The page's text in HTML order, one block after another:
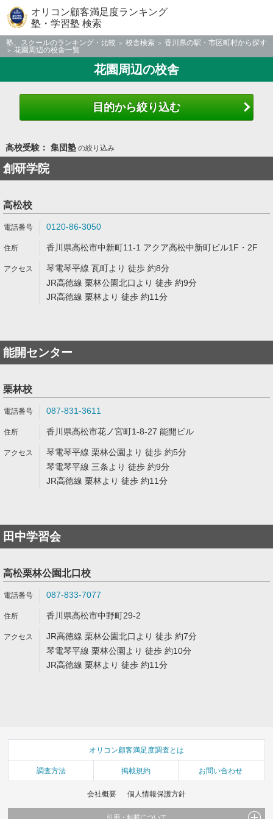
オリコン顧客満足度ランキング
塾・学習塾 検索
塾、スクールのランキング・比較 校舎検索
香川県の駅・市区町村から探す
花園周辺の校舎一覧
花園周辺の校舎
目的から絞り込む
高校受験： 集団塾の絞り込み
創研学院
高松校
0120-86-3050
香川県高松市中新町11-1 アクア高松中新町ビル1F・2F
琴電琴平線 瓦町より 徒歩 約8分
JR高徳線 栗林公園北口より 徒歩 約9分
JR高徳線 栗林より 徒歩 約11分
能開センター
栗林校
087-831-3611
香川県高松市花ノ宮町1-8-27 能開ビル
琴電琴平線 栗林公園より 徒歩 約5分
琴電琴平線 三条より 徒歩 約9分
JR高徳線 栗林より 徒歩 約11分
田中学習会
高松栗林公園北口校
087-833-7077
香川県高松市中野町29-2
JR高徳線 栗林公園北口より 徒歩 約7分
琴電琴平線 栗林公園より 徒歩 約10分
JR高徳線 栗林より 徒歩 約11分
オリコン顧客満足度調査とは
調査方法 掲載規約 お問い合わせ
会社概要 個人情報保護方針
引用・転載について